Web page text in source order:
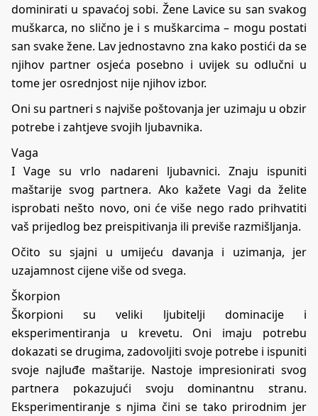
dominirati u spavaćoj sobi. Žene Lavice su san svakog
muškarca, no slično je i s muškarcima – mogu postati
san svake žene. Lav jednostavno zna kako postići da se
njihov partner osjeća posebno i uvijek su odlučni u
tome jer osrednjost nije njihov izbor.
Oni su partneri s najviše poštovanja jer uzimaju u obzir
potrebe i zahtjeve svojih ljubavnika.
Vaga
I Vage su vrlo nadareni ljubavnici. Znaju ispuniti
maštarije svog partnera. Ako kažete Vagi da želite
isprobati nešto novo, oni će više nego rado prihvatiti
vaš prijedlog bez preispitivanja ili previše razmišljanja.
Očito su sjajni u umijeću davanja i uzimanja, jer
uzajamnost cijene više od svega.
Škorpion
Škorpioni su veliki ljubitelji dominacije i
eksperimentiranja u krevetu. Oni imaju potrebu
dokazati se drugima, zadovoljiti svoje potrebe i ispuniti
svoje najluđe maštarije. Nastoje impresionirati svog
partnera pokazujući svoju dominantnu stranu.
Eksperimentiranje s njima čini se tako prirodnim jer